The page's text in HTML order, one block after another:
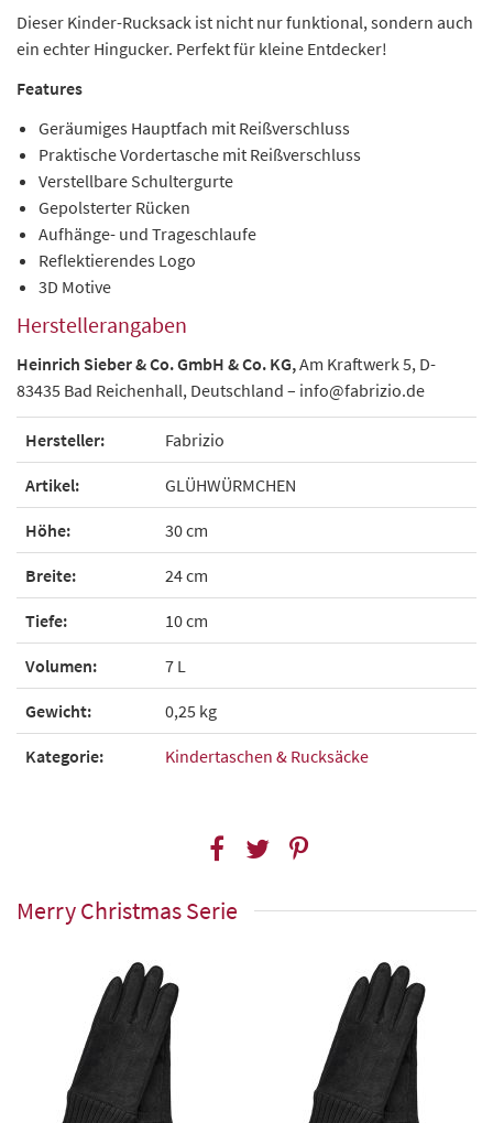
Dieser Kinder-Rucksack ist nicht nur funktional, sondern auch
ein echter Hingucker. Perfekt für kleine Entdecker!
Features
Geräumiges Hauptfach mit Reißverschluss
Praktische Vordertasche mit Reißverschluss
Verstellbare Schultergurte
Gepolsterter Rücken
Aufhänge- und Trageschlaufe
Reflektierendes Logo
3D Motive
Herstellerangaben
Heinrich Sieber & Co. GmbH & Co. KG,Am Kraftwerk 5, D-
83435 Bad Reichenhall, Deutschland – info@fabrizio.de
Hersteller: Fabrizio
Artikel: GLÜHWÜRMCHEN
Höhe: 30 cm
Breite: 24 cm
Tiefe: 10 cm
Volumen: 7 L
Gewicht: 0,25 kg
Kategorie: Kindertaschen & Rucksäcke
Merry Christmas Serie